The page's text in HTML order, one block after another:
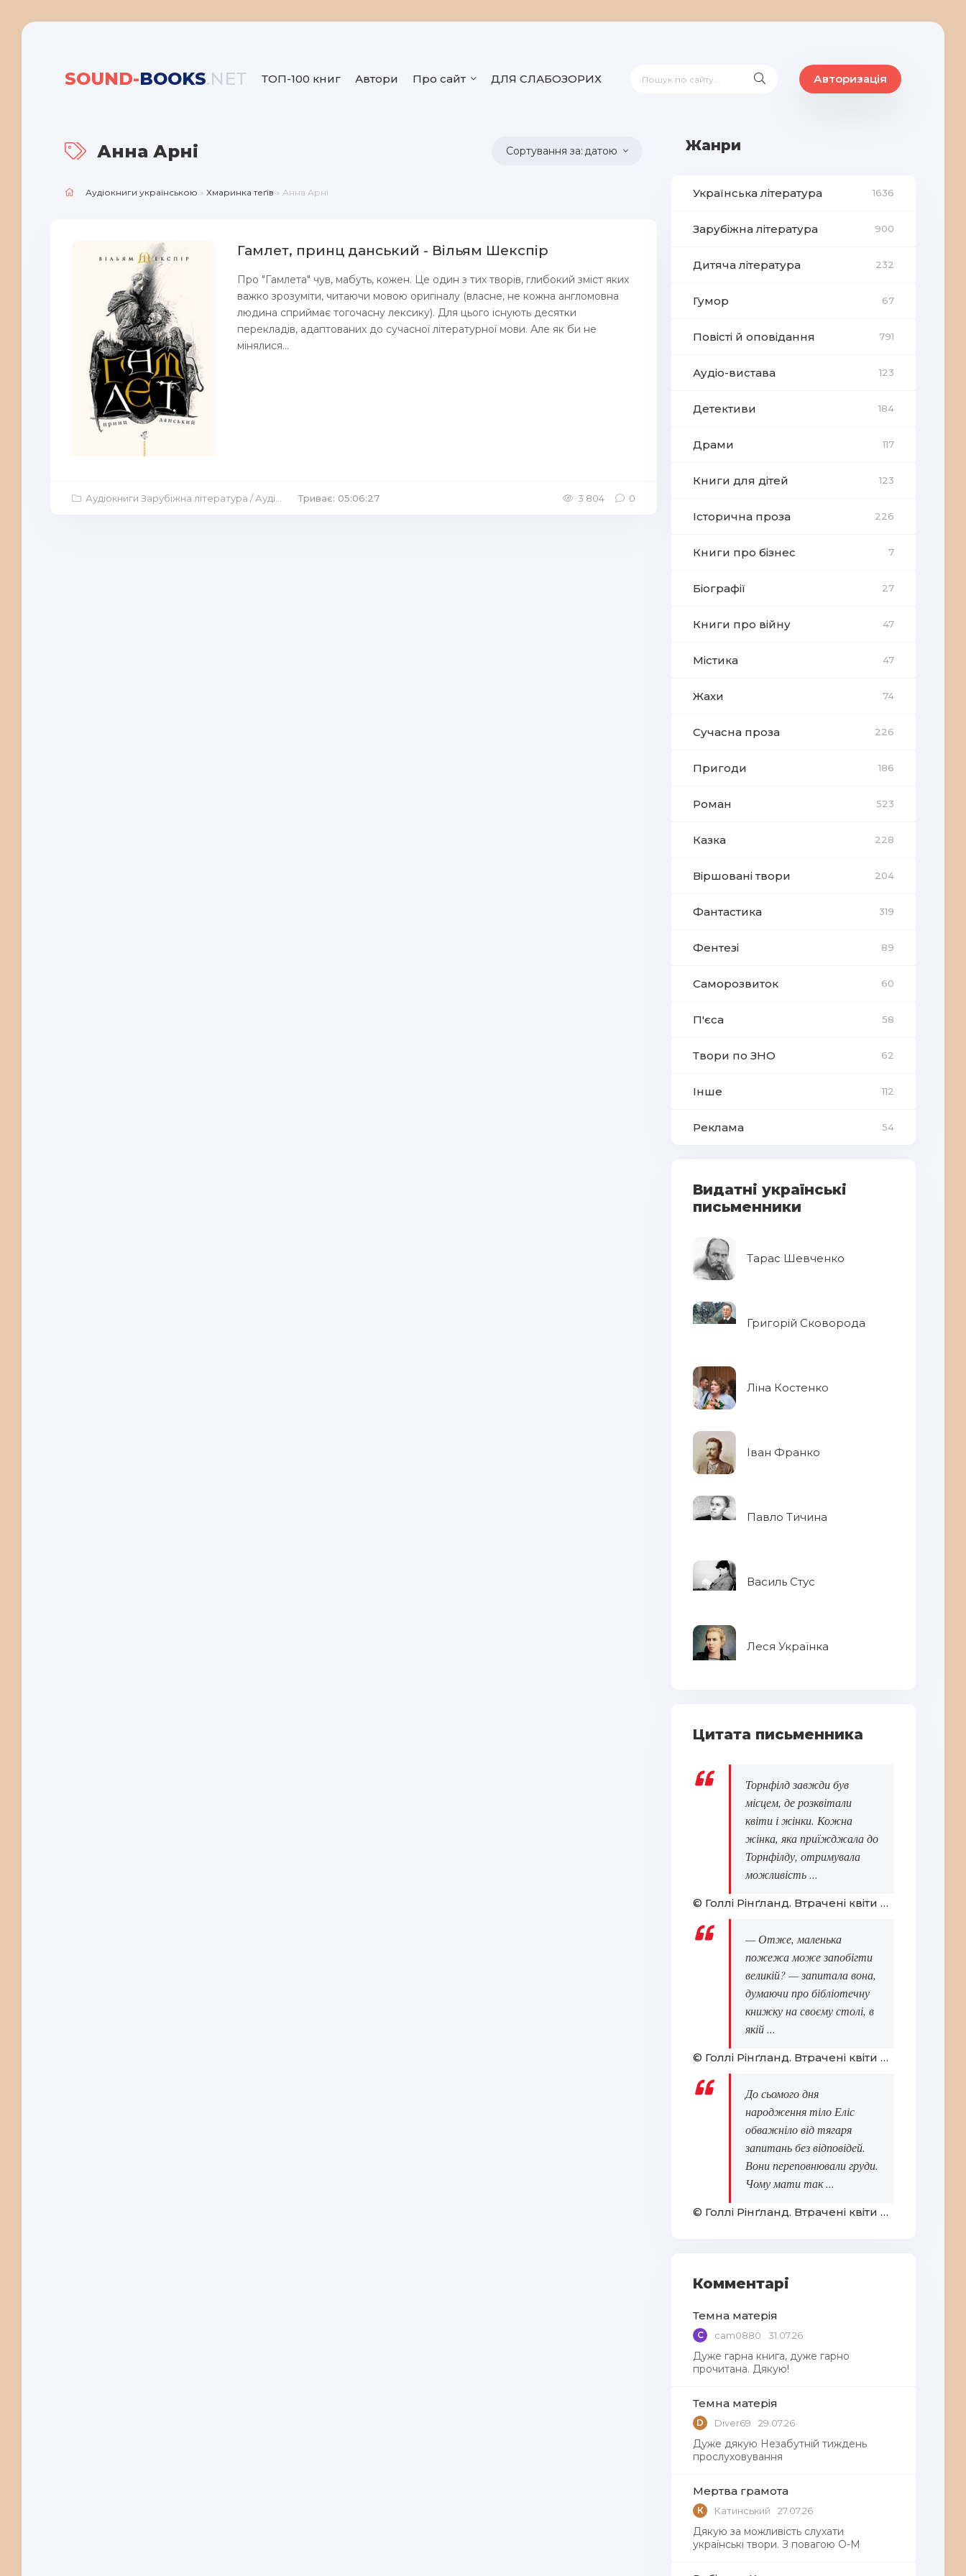
SOUND-BOOKS.NET ТОП-100 книг Автори Про сайт ДЛЯ СЛАБОЗОРИХ Авторизація
Анна Арні датою
Аудіокниги українською » Хмаринка теґів » Анна Арні
Гамлет, принц данський - Вільям Шекспір
Про "Гамлета" чув, мабуть, кожен. Це один з тих творів, глибокий зміст яких
важко зрозуміти, читаючи мовою оригіналу (власне, не кожна англомовна
людина сприймає тогочасну лексику). Для цього існують десятки
перекладів, адаптованих до сучасної літературної мови. Але як би не
мінялися...
Аудіокниги Зарубіжна література /Аудіокниги Драми /Аудіокниги П'єса Аудіокниги Віршовані твори
Триває: 05:06:27 3 804 0
Жанри
Українська література 1636
Зарубіжна література 900
Дитяча література 232
Гумор 67
Повісті й оповідання 791
Аудіо-вистава 123
Детективи 184
Драми 117
Книги для дітей 123
Історична проза 226
Книги про бізнес 7
Біографії 27
Книги про війну 47
Містика 47
Жахи 74
Сучасна проза 226
Пригоди 186
Роман 523
Казка 228
Віршовані твори 204
Фантастика 319
Фентезі 89
Саморозвиток 60
П'єса 58
Твори по ЗНО 62
Інше 112
Реклама 54
Видатні українські
письменники
Тарас Шевченко
Григорій Сковорода
Ліна Костенко
Іван Франко
Павло Тичина
Василь Стус
Леся Українка
Цитата письменника
Торнфілд завжди був
місцем, де розквітали
квіти і жінки. Кожна
жінка, яка приїжджала до
Торнфілду, отримувала
можливість ...
© Голлі Рінґланд. Втрачені квіти Еліс Гарт
— Отже, маленька
пожежа може запобігти
великій? — запитала вона,
думаючи про бібліотечну
книжку на своєму столі, в
якій ...
© Голлі Рінґланд. Втрачені квіти Еліс Гарт
До сьомого дня
народження тіло Еліс
обважніло від тягаря
запитань без відповідей.
Вони переповнювали груди.
Чому мати так ...
© Голлі Рінґланд. Втрачені квіти Еліс Гарт
Комментарі
Темна матерія
C cam0880 31.07.26
Дуже гарна книга, дуже гарно
прочитана. Дякую!
Темна матерія
D Diver69 29.07.26
Дуже дякую Незабутній тиждень
прослуховування
Мертва грамота
К Катинський 27.07.26
Дякую за можливість слухати
українські твори. З повагою О-М